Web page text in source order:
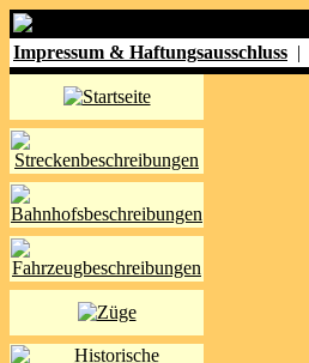
Impressum & Haftungsausschluss |